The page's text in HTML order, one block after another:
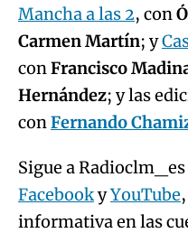
Mancha a las 2, con
Carmen Martín; y
conFrancisco
Hernández; y las
conFernando
Sigue a
FacebookyYouTube
informativa en las